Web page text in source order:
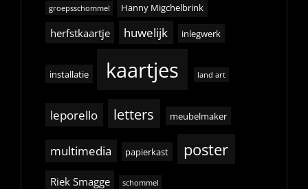
groepsschommel Hanny Migchelbrink
herfstkaartje huwelijk inlegwerk
installatie kaartjes land art
leporello letters meubelmaker
multimedia papierkast poster
Riek Smagge schommel